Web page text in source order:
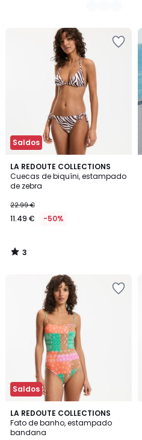
Saldos
LA REDOUTE COLLECTIONS
Cuecas de biquíni, estampado
de zebra
22.99 €
11.49 € -50%
3
/
5
3
/
Saldos
LA REDOUTE COLLECTIONS
Fato de banho, estampado
bandana